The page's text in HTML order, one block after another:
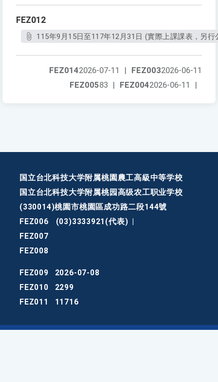
FEZ012
115年9月15日至117年12月31日 (實際上課課表，另行
FEZ0032026-06-11
FEZ0142026-07-11
|
FEZ0042026-06-11 |
FEZ00583 |
国立台北科技大学附属桃園農工高級中等学校
国立台北科技大学附属桃园高级农工职业学校
(330014)桃園市桃園區成功路二段144號
FEZ006
(03)3333921(代表)
FEZ007
FEZ008
FEZ009
2026-07-08
FEZ010
2299
FEZ011
11716